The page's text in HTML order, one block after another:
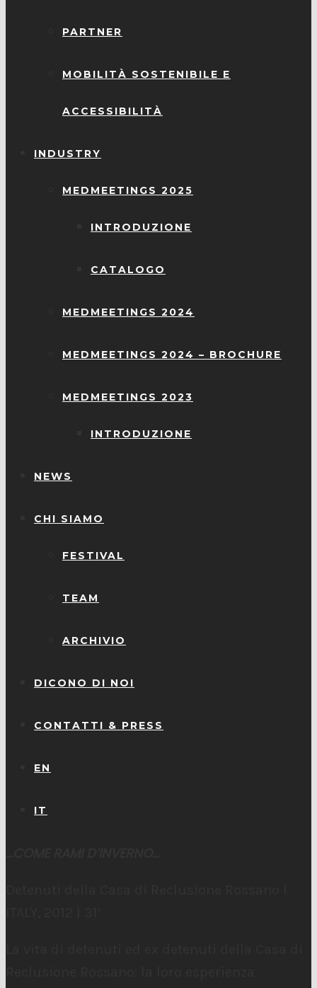
PARTNER
MOBILITÀ SOSTENIBILE E
ACCESSIBILITÀ
INDUSTRY
MEDMEETINGS 2025
INTRODUZIONE
CATALOGO
MEDMEETINGS 2024
MEDMEETINGS 2024 – BROCHURE
MEDMEETINGS 2023
INTRODUZIONE
NEWS
CHI SIAMO
FESTIVAL
TEAM
ARCHIVIO
DICONO DI NOI
CONTATTI & PRESS
EN
IT